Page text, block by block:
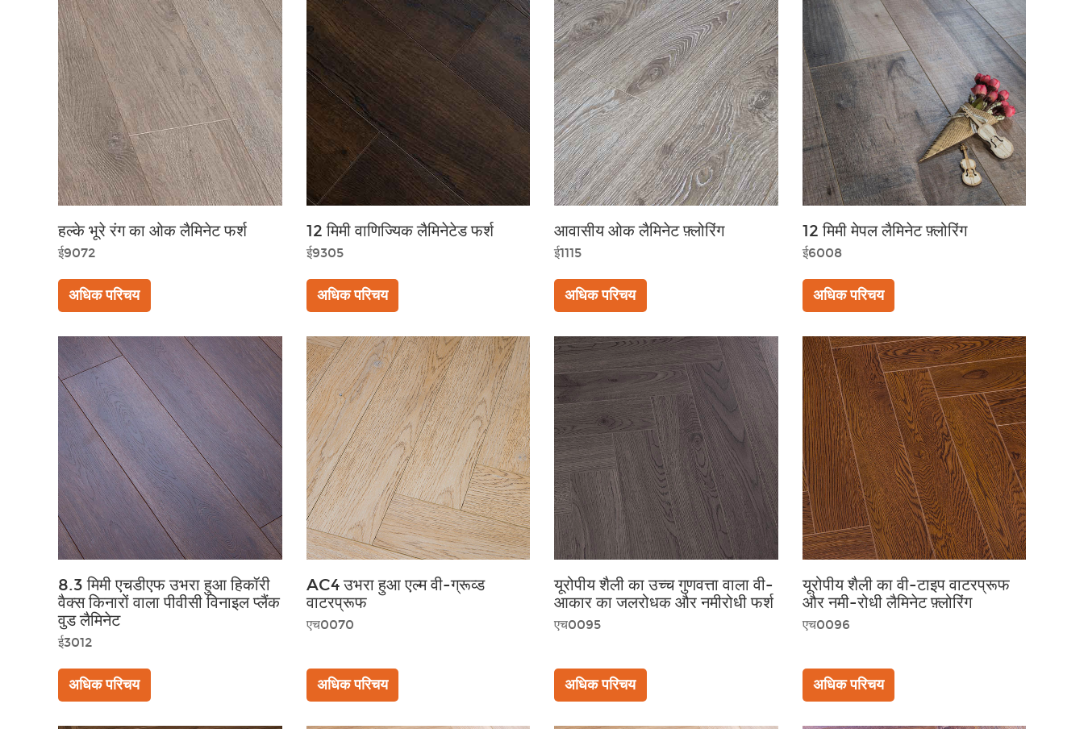
हल्के भूरे रंग का ओक लैमिनेट फर्श
ई9072
अधिक परिचय
12 मिमी वाणिज्यिक लैमिनेटेड फर्श
ई9305
अधिक परिचय
आवासीय ओक लैमिनेट फ़्लोरिंग
ई1115
अधिक परिचय
12 मिमी मेपल लैमिनेट फ़्लोरिंग
ई6008
अधिक परिचय
8.3 मिमी एचडीएफ उभरा हुआ हिकॉरी
वैक्स किनारों वाला पीवीसी विनाइल प्लैंक
वुड लैमिनेट
ई3012
अधिक परिचय
AC4 उभरा हुआ एल्म वी-ग्रूव्ड
वाटरप्रूफ
एच0070
अधिक परिचय
यूरोपीय शैली का उच्च गुणवत्ता वाला वी-
आकार का जलरोधक और नमीरोधी फर्श
एच0095
अधिक परिचय
यूरोपीय शैली का वी-टाइप वाटरप्रूफ
और नमी-रोधी लैमिनेट फ़्लोरिंग
एच0096
अधिक परिचय